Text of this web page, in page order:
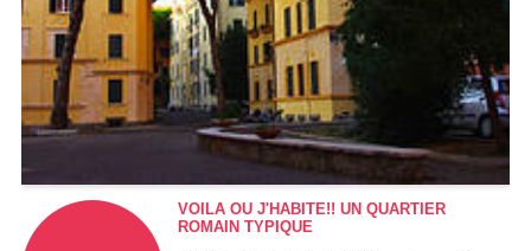
VOILA OU J'HABITE!! UN QUARTIER
ROMAIN TYPIQUE